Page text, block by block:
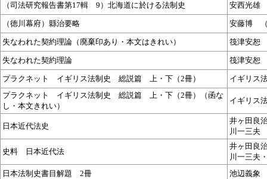
（司法研究報告書第17輯 9）北海道に於ける法制史 安西光雄
（徳川幕府）縣治要略 安藤博 （
失なわれた契約理論（廃棄印あり・本文はきれい） 筏津安恕
失なわれた契約理論 筏津安恕
プラクネット イギリス法制史 総説篇 上・下（2冊）
イギリス
プラクネット イギリス法制史 総説篇 上・下（2冊）（函な
し・本文きれい）
イギリス
日本近代法史
井ヶ田良
川一三夫
史料 日本近代法
井ヶ田良
川一三夫
日本法制史書目解題 2冊
池辺義象